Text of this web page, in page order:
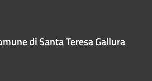
di Santa Teresa Gallura